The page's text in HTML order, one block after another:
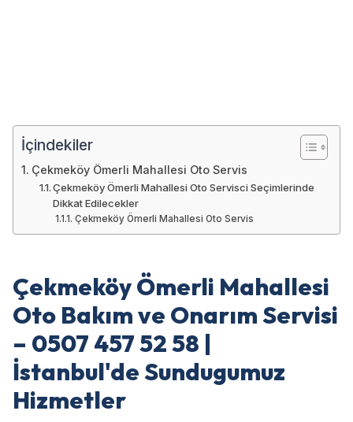
İçindekiler
Çekmeköy Ömerli Mahallesi Oto Servis
Çekmeköy Ömerli Mahallesi Oto Servisci Seçimlerinde
Dikkat Edilecekler
Çekmeköy Ömerli Mahallesi Oto Servis
Çekmeköy Ömerli Mahallesi
Oto Bakım ve Onarım Servisi
– 0507 457 52 58 |
İstanbul'de Sundugumuz
Hizmetler